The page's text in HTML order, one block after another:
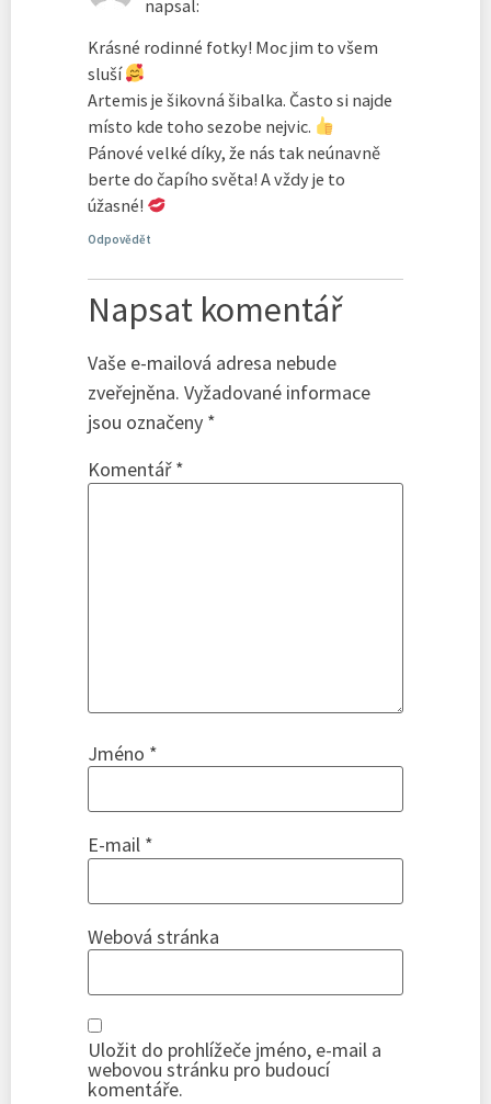
napsal:
Krásné rodinné fotky! Moc jim to všem
sluší
Artemis je šikovná šibalka. Často si najde
místo kde toho sezobe nejvic.
Pánové velké díky, že nás tak neúnavně
berte do čapího světa! A vždy je to
úžasné!
Odpovědět
Napsat komentář
Vaše e-mailová adresa nebude
zveřejněna. Vyžadované informace
jsou označeny *
Komentář*
Jméno *
E-mail *
Webová stránka
Uložit do prohlížeče jméno, e-mail a
webovou stránku pro budoucí
komentáře.